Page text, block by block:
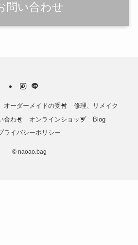
問い合わせ
オーダーメイドの受付
修理、リメイク
合わせ オンラインショップ
Blog
ライバシーポリシー
©naoao.bag